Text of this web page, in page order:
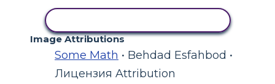
Image Attributions
Some Math • Behdad Esfahbod •
Лицензия Attribution